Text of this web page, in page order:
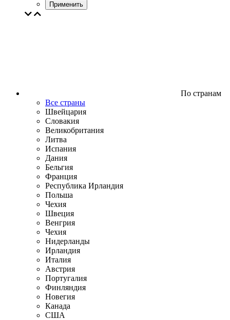
Применить
По странам
Все страны
Швейцария
Словакия
Великобритания
Литва
Испания
Дания
Бельгия
Франция
Республика Ирландия
Польша
Чехия
Швеция
Венгрия
Чехия
Нидерланды
Ирландия
Италия
Австрия
Португалия
Финляндия
Новегия
Канада
США